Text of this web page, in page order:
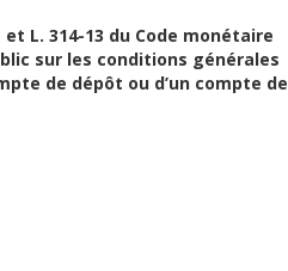
L. 314-13 du Code monétaire
sur les conditions générales
de dépôt ou d’un compte de